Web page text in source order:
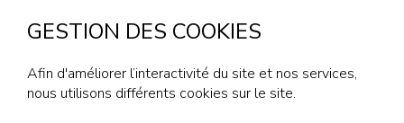
GESTION DES COOKIES
Afin d'améliorer l’interactivité du site et nos services,
nous utilisons différents cookies sur le site.